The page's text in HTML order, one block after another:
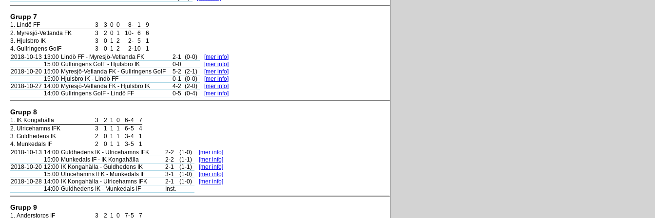
Grupp 7
1. Lindö FF 3 3 0 0 8- 1
9
2. Myresjö-Vetlanda FK 3 2 0 1 10- 6
6
3. Hjulsbro IK 3 0 1 2 2- 5
1
4. Gullringens GoIF 3 0 1 2 2-10
1
2018-10-13 13:00 Lindö FF - Myresjö-Vetlanda FK 2-1 (0-0)
[mer info]
15:00 Gullringens GoIF - Hjulsbro IK 0-0
[mer info]
2018-10-20 15:00 Myresjö-Vetlanda FK - Gullringens GoIF 5-2 (2-1)
[mer info]
15:00 Hjulsbro IK - Lindö FF 0-1 (0-0)
[mer info]
2018-10-27 14:00 Myresjö-Vetlanda FK - Hjulsbro IK 4-2 (2-0)
[mer info]
14:00 Gullringens GoIF - Lindö FF 0-5 (0-4) [mer info]
Grupp 8
1. IK Kongahälla 3 2 1 0 6-4
7
2. Ulricehamns IFK 3 1 1 1 6-5
4
3. Guldhedens IK 2 0 1 1 3-4
1
4. Munkedals IF 2 0 1 1 3-5
1
2018-10-13 14:00 Guldhedens IK - Ulricehamns IFK 2-2 (1-0)
[mer info]
15:00 Munkedals IF - IK Kongahälla 2-2 (1-1)
[mer info]
2018-10-20 12:00 IK Kongahälla - Guldhedens IK 2-1 (1-1)
[mer info]
15:00 Ulricehamns IFK - Munkedals IF 3-1 (1-0)
[mer info]
2018-10-28 14:00 IK Kongahälla - Ulricehamns IFK 2-1 (1-0)
[mer info]
14:00 Guldhedens IK - Munkedals IF Inst.
Grupp 9
1. Anderstorps IF 3 2 1 0 7-5
7